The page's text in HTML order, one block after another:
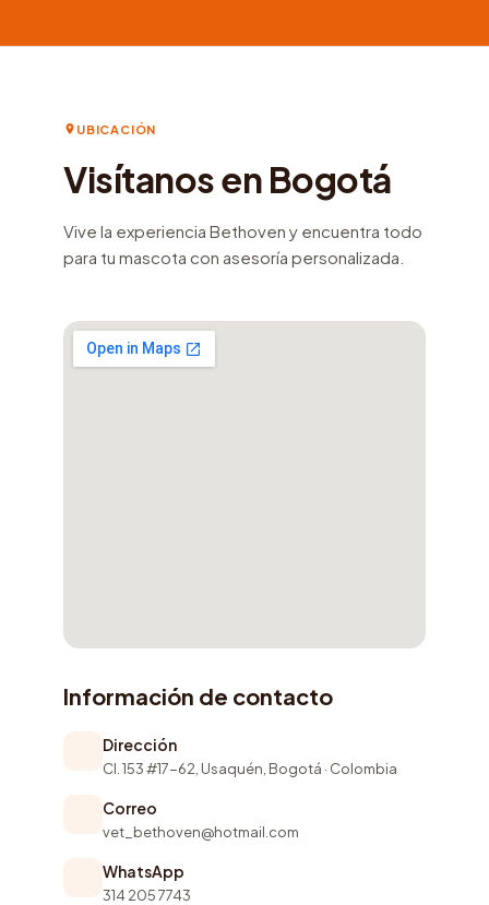
UBICACIÓN
Visítanos en Bogotá
Vive la experiencia Bethoven y encuentra todo
para tu mascota con asesoría personalizada.
Información de contacto
Dirección
Cl. 153 #17-62, Usaquén, Bogotá · Colombia
Correo
vet_bethoven@hotmail.com
WhatsApp
314 205 7743